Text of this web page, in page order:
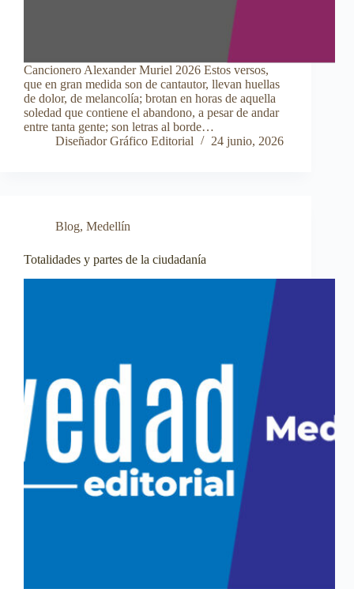
Cancionero Alexander Muriel 2026 Estos versos,
que en gran medida son de cantautor, llevan huellas
de dolor, de melancolía; brotan en horas de aquella
soledad que contiene el abandono, a pesar de andar
entre tanta gente; son letras al borde…
Diseñador Gráfico Editorial
24 junio, 2026
Blog, Medellín
Totalidades y partes de la ciudadanía